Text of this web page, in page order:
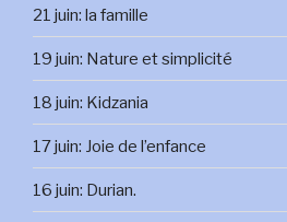
21 juin: la famille
19 juin: Nature et simplicité
18 juin: Kidzania
17 juin: Joie de l’enfance
16 juin: Durian.